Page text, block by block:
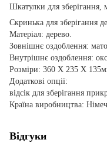
Шкатулки для зберігання,
Скринька для зберігання
Матеріал: дерево.
Зовнішнє оздоблення:
Внутрішнє оздоблення:
Розміри: 360 X 235 X
Додаткові опції:
відсік для зберігання
Країна виробництва:
Відгуки